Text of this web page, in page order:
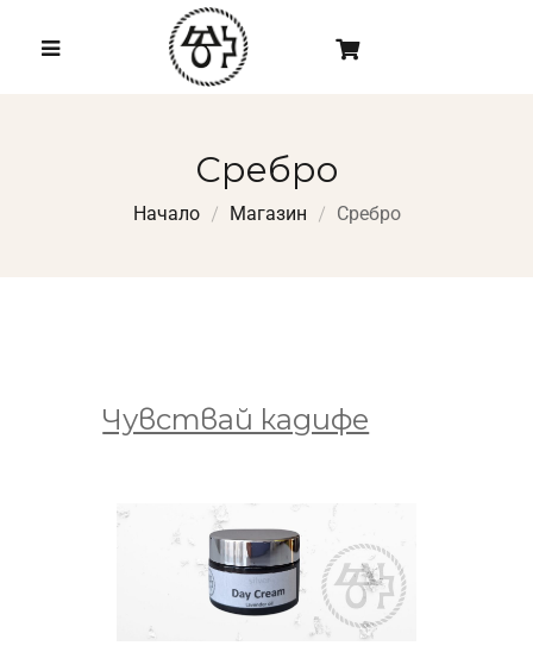
Сребро
Начало Mагазин Сребро
Чувствай кадифе